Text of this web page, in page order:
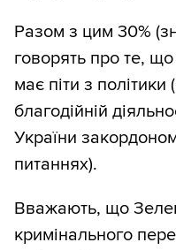
Разом з цим 30%
говорять про те,
має піти з політики
благодійній
України
питаннях).
Вважають, що
кримінального